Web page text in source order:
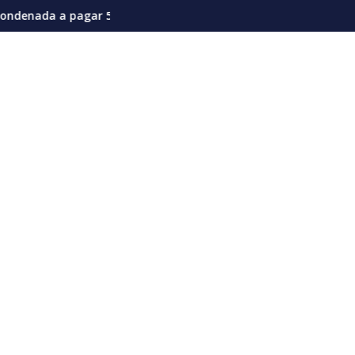
actual coyuntura
de dólares por afectaciones a la salud mental de los niños
Vozinha genera furor en su presentación en el